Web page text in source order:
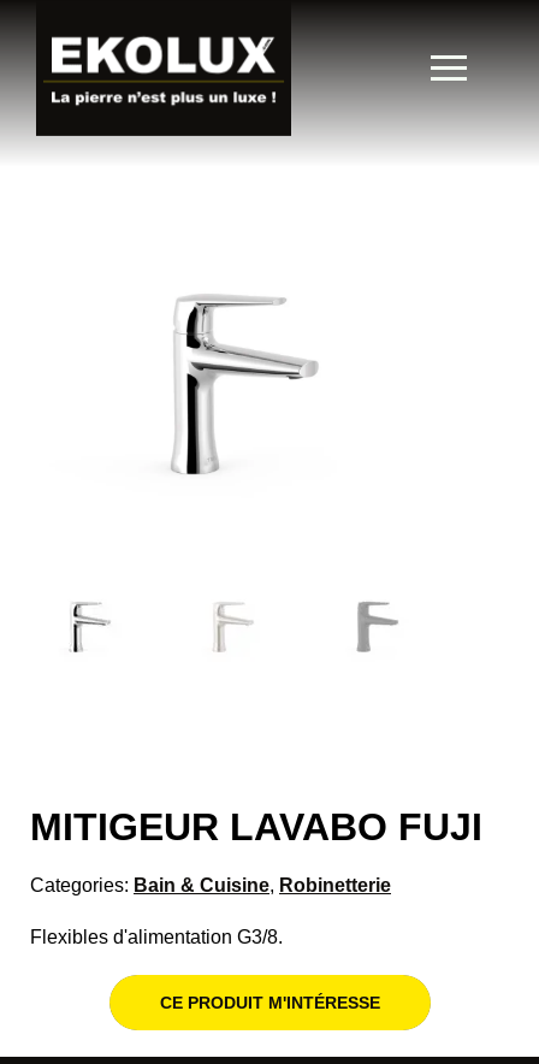
MITIGEUR LAVABO FUJI
Categories: Bain & Cuisine, Robinetterie
Flexibles d'alimentation G3/8.
CE PRODUIT M'INTÉRESSE